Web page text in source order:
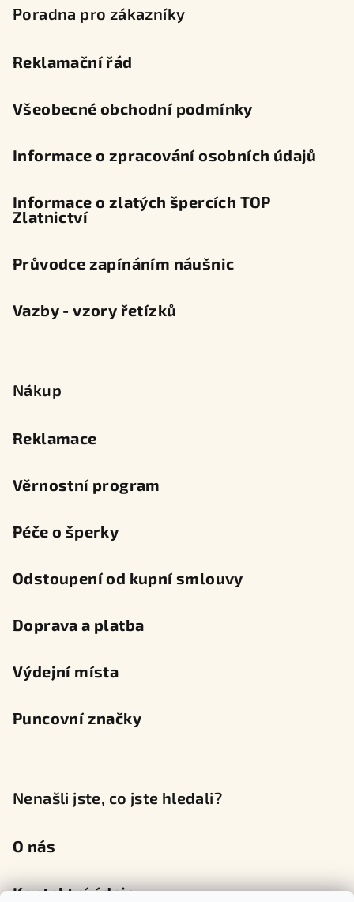
Poradna pro zákazníky
Reklamační řád
Všeobecné obchodní podmínky
Informace o zpracování osobních údajů
Informace o zlatých špercích TOP
Zlatnictví
Průvodce zapínáním náušnic
Vazby - vzory řetízků
Nákup
Reklamace
Věrnostní program
Péče o šperky
Odstoupení od kupní smlouvy
Doprava a platba
Výdejní místa
Puncovní značky
Nenašli jste, co jste hledali?
O nás
Kontaktní údaje